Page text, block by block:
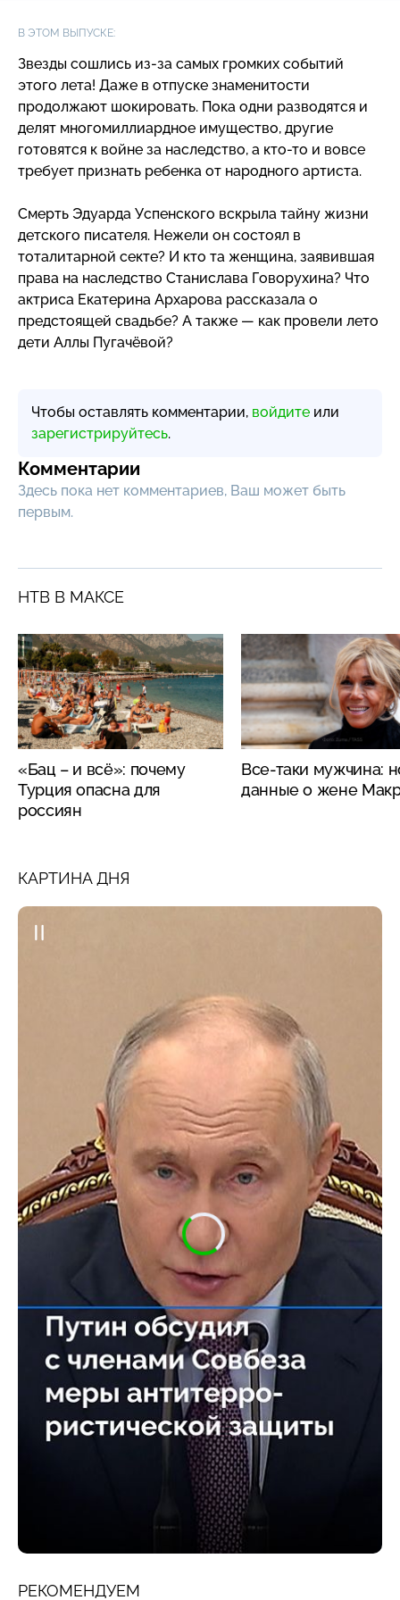
В ЭТОМ ВЫПУСКЕ:
Звезды сошлись из-за самых громких событий
этого лета! Даже в отпуске знаменитости
продолжают шокировать. Пока одни разводятся и
делят многомиллиардное имущество, другие
готовятся к войне за наследство, а кто-то и вовсе
требует признать ребенка от народного артиста.
Смерть Эдуарда Успенского вскрыла тайну жизни
детского писателя. Нежели он состоял в
тоталитарной секте? И кто та женщина, заявившая
права на наследство Станислава Говорухина? Что
актриса Екатерина Архарова рассказала о
предстоящей свадьбе? А также — как провели лето
дети Аллы Пугачёвой?
Чтобы оставлять комментарии, войдите или
зарегистрируйтесь.
Комментарии
Здесь пока нет комментариев, Ваш может быть
первым.
НТВ В МАКСЕ
«Бац – и всё»: почему
Турция опасна для
россиян
Все-таки мужчина:
данные о жене
КАРТИНА ДНЯ
РЕКОМЕНДУЕМ